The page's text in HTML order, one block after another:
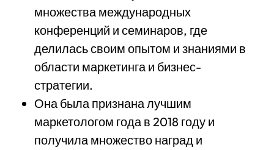
множества международных
конференций и семинаров, где
делилась своим опытом и знаниями в
области маркетинга и бизнес-
стратегии.
Она была признана лучшим
маркетологом года в 2018 году и
получила множество наград и